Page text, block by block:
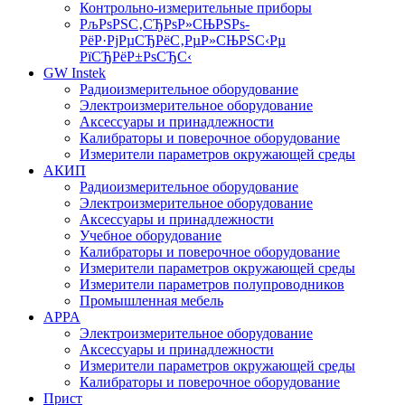
Контрольно-измерительные приборы
РљРѕРЅС‚СЂРѕР»СЊРЅРѕ-
РёР·РјРµСЂРёС‚РµР»СЊРЅС‹Рµ
РїСЂРёР±РѕСЂС‹
GW Instek
Радиоизмерительное оборудование
Электроизмерительное оборудование
Аксессуары и принадлежности
Калибраторы и поверочное оборудование
Измерители параметров окружающей среды
АКИП
Радиоизмерительное оборудование
Электроизмерительное оборудование
Аксессуары и принадлежности
Учебное оборудование
Калибраторы и поверочное оборудование
Измерители параметров окружающей среды
Измерители параметров полупроводников
Промышленная мебель
APPA
Электроизмерительное оборудование
Аксессуары и принадлежности
Измерители параметров окружающей среды
Калибраторы и поверочное оборудование
Прист